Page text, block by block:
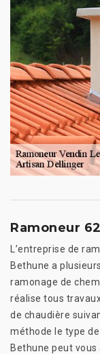
Ramoneur
L’entreprise de
Bethune a
ramonage de
réalise tous
de chaudière
méthode le type
Bethune peut